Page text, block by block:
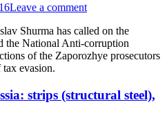
Leave a comment
Shurma has called on the
the National Anti-corruption
of the Zaporozhye prosecutors
evasion.
strips (structural steel),